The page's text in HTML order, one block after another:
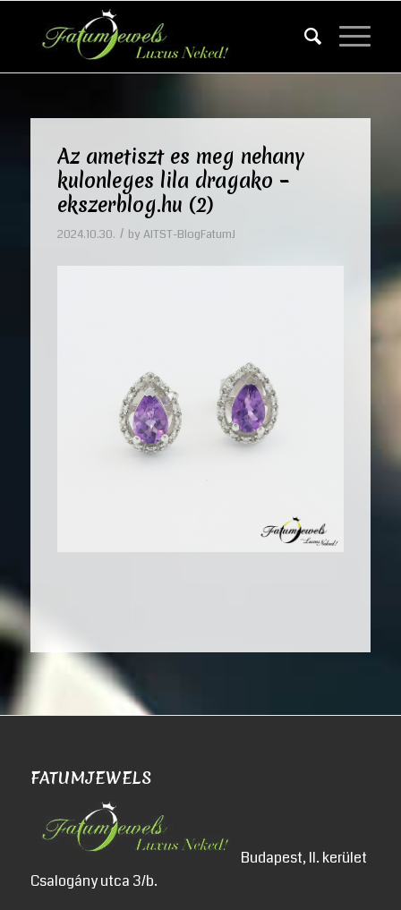
Az ametiszt es meg nehany
kulonleges lila dragako –
ekszerblog.hu (2)
2024.10.30. / by AITST-BlogFatumJ
FATUMJEWELS
Budapest, II. kerület
Csalogány utca 3/b.